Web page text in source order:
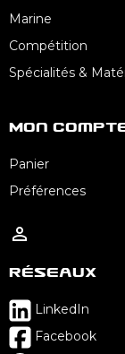
Marine
Compétition
Spécialités &
Mon
Panier
Préférences

Réseaux
LinkedIn
Facebook